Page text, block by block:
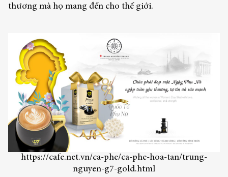
thương mà họ mang đến cho thế giới.
https://cafe.net.vn/ca-phe/ca-phe-hoa-tan/trung-
nguyen-g7-gold.html